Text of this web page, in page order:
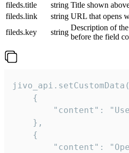
fileds.title
string Title shown
fileds.link
string URL that opens
fileds.key
string
Description of
before the field
    {
"content":
    },
    {
"content":